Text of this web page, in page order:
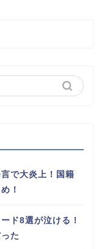
で大炎上！国籍
！
ド8選が泣ける！
た